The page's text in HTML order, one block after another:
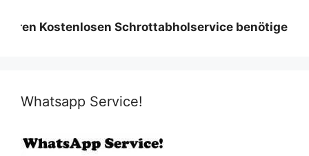
Schrottabholservice benötigen wir
Whatsapp Service!